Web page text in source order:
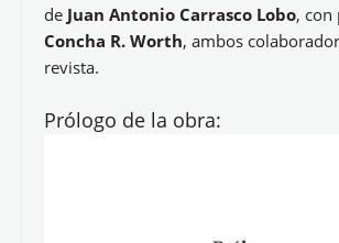
de Juan Antonio Carrasco Lobo, con
Concha R. Worth, ambos
revista.
Prólogo de la obra: